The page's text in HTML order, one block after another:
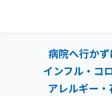
病院へ行か
インフル・コ
アレルギー・